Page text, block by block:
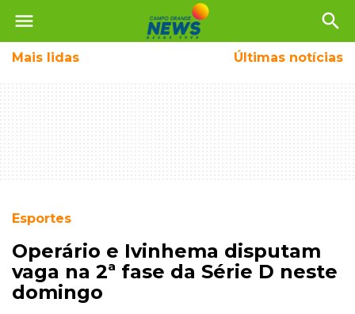
menu search
Mais lidas Últimas notícias
Esportes
Operário e Ivinhema disputam
vaga na 2ª fase da Série D neste
domingo